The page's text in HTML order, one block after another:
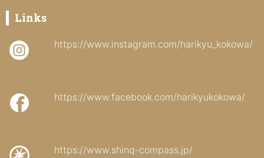
Links
https://www.instagram.com/harikyu_kokowa/
https://www.facebook.com/harikyukokowa/
https://www.shinq-compass.jp/